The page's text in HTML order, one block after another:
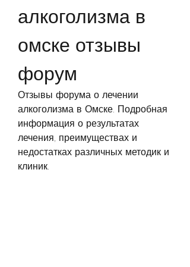
алкоголизма в
омске отзывы
форум
Отзывы форума о лечении
алкоголизма в Омске. Подробная
информация о результатах
лечения, преимуществах и
недостатках различных методик и
клиник.